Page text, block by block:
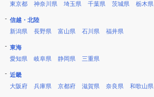
東京都
神奈川県 埼玉県 千葉県 茨城県 栃木県
信越・北陸
新潟県
長野県 富山県 石川県 福井県
東海
愛知県
岐阜県 静岡県 三重県
近畿
大阪府
兵庫県 京都府 滋賀県 奈良県 和歌山県